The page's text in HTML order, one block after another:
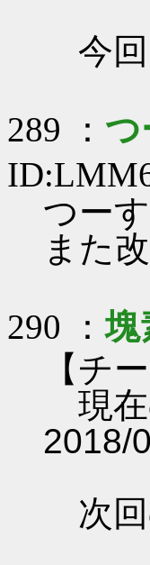
今回
289 ： つ
つー
また
290 ：
【チ
現在
2018/
次回